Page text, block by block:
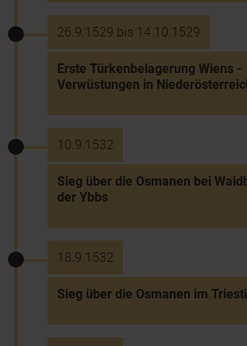
26.9.1529 bis 14.10.1529
Erste Türkenbelagerung Wiens -
Verwüstungen in
10.9.1532
Sieg über die Osmanen bei
der Ybbs
18.9.1532
Sieg über die Osmanen im